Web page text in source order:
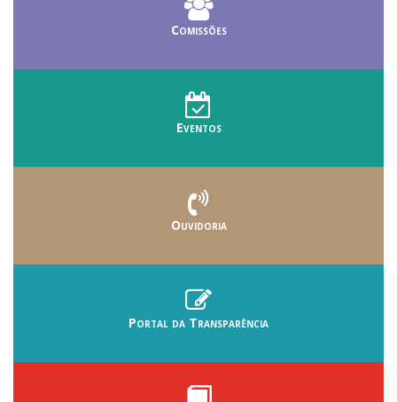
Comissões
Eventos
Ouvidoria
Portal da Transparência